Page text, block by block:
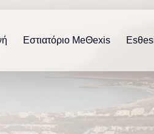
Εστιατόριο MeΘexis